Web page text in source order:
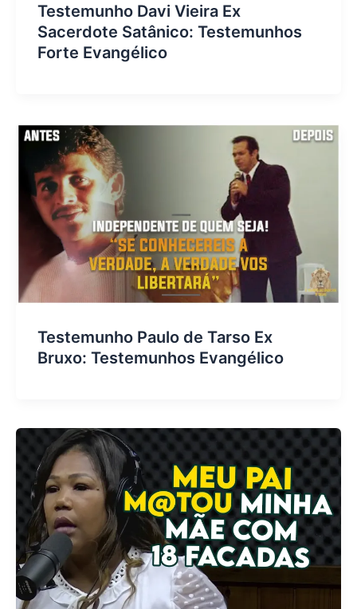
Testemunho Davi Vieira Ex
Sacerdote Satânico: Testemunhos
Forte Evangélico
Testemunho Paulo de Tarso Ex
Bruxo: Testemunhos Evangélico